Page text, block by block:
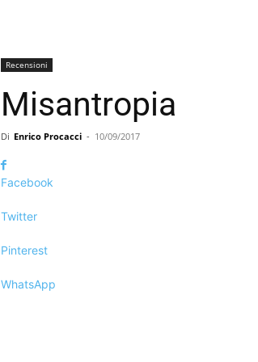
Recensioni
Misantropia
Di Enrico Procacci - 10/09/2017
Facebook
Twitter
Pinterest
WhatsApp